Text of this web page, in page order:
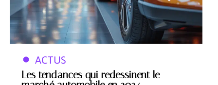
ACTUS
Les tendances qui redessinent le